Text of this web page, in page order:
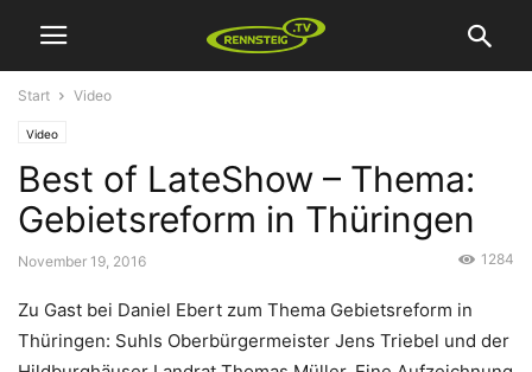
Start Video
Video
Best of LateShow – Thema:
Gebietsreform in Thüringen
November 19, 2016 1284
Zu Gast bei Daniel Ebert zum Thema Gebietsreform in
Thüringen: Suhls Oberbürgermeister Jens Triebel und der